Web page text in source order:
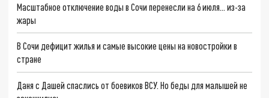
Масштабное отключение воды в Сочи перенесли на 6 июля… из-за
жары
В Сочи дефицит жилья и самые высокие цены на новостройки в
стране
Даня с Дашей спаслись от боевиков ВСУ. Но беды для малышей не